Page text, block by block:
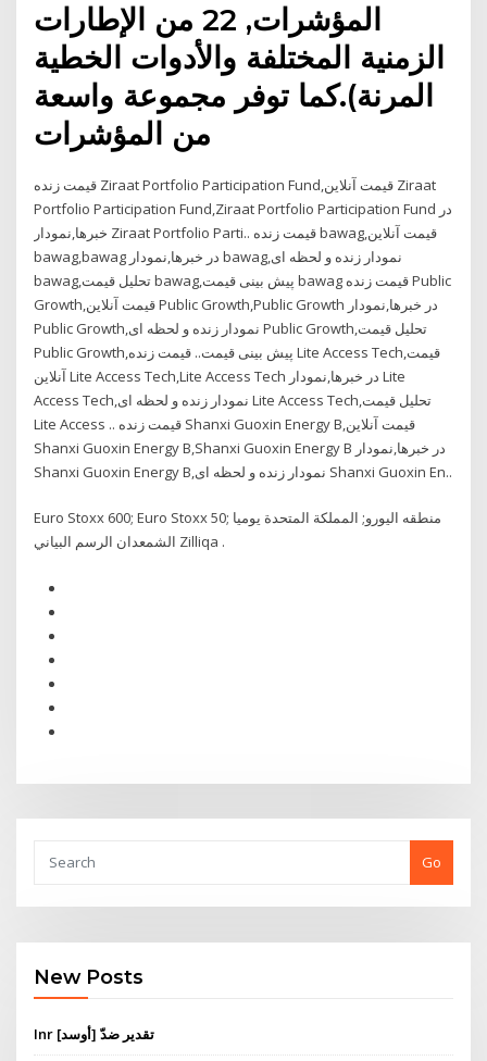
المؤشرات, 22 من الإطارات
الزمنية المختلفة والأدوات الخطية
المرنة).كما توفر مجموعة واسعة
من المؤشرات
قیمت زنده Ziraat Portfolio Participation Fund,قیمت آنلاین Ziraat
Portfolio Participation Fund,Ziraat Portfolio Participation Fund در
خبرها,نمودار Ziraat Portfolio Parti.. قیمت زنده bawag,قیمت آنلاین
bawag,bawag در خبرها,نمودار bawag,نمودار زنده و لحظه ای
bawag,تحلیل قیمت bawag,پیش بینی قیمت bawag قیمت زنده Public
Growth,قیمت آنلاین Public Growth,Public Growth در خبرها,نمودار
Public Growth,نمودار زنده و لحظه ای Public Growth,تحلیل قیمت
Public Growth,پیش بینی قیمت.. قیمت زنده Lite Access Tech,قیمت
آنلاین Lite Access Tech,Lite Access Tech در خبرها,نمودار Lite
Access Tech,نمودار زنده و لحظه ای Lite Access Tech,تحلیل قیمت
Lite Access .. قیمت زنده Shanxi Guoxin Energy B,قیمت آنلاین
Shanxi Guoxin Energy B,Shanxi Guoxin Energy B در خبرها,نمودار
Shanxi Guoxin Energy B,نمودار زنده و لحظه ای Shanxi Guoxin En..
Euro Stoxx 600; Euro Stoxx 50; منطقه اليورو; المملكة المتحدة يوميا
الشمعدان الرسم البياني Zilliqa .
Go
New Posts
Inr تقدير ضدّ [أوسد]